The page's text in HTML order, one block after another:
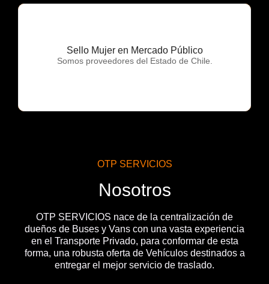
Sello Mujer en Mercado Público
Somos proveedores del Estado de Chile.
OTP Servicios
OTP SERVICIOS
Nosotros
OTP SERVICIOS nace de la centralización de
dueños de Buses y Vans con una vasta experiencia
en el Transporte Privado, para conformar de esta
forma, una robusta oferta de Vehículos destinados a
entregar el mejor servicio de traslado.